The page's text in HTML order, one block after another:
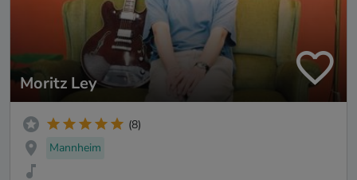
Moritz Ley
(8)
Mannheim